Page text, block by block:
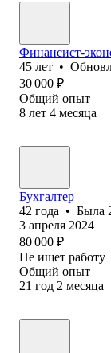
Финансист-
45 лет •
30 000 ₽
Общий опыт
8 лет 4 месяца
Бухгалтер
42 года • Была
3 апреля 2024
80 000 ₽
Не ищет работу
Общий опыт
21 год 2 месяца